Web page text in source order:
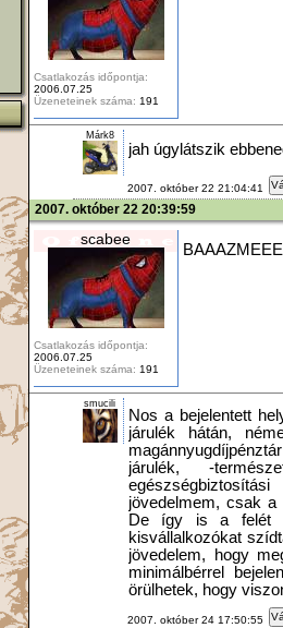
Csatlakozás időpontja:
2006.07.25
Üzeneteinek száma: 191
Márk8
jah úgylátszik
2007. október 22 21:04:41
2007. október 22 20:39:59
scabee
Csatlakozás időpontja:
2006.07.25
Üzeneteinek száma: 191
smucili
Nos a bejelentett
járulék hátán,
járulék, -
jövedelmem, csak a
De így is a felét
kisvállalkozókat
jövedelem, hogy
minimálbérrel
örülhetek, hogy
2007. október 24 17:50:55